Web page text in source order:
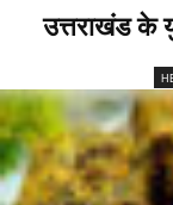
उत्तराखंड के